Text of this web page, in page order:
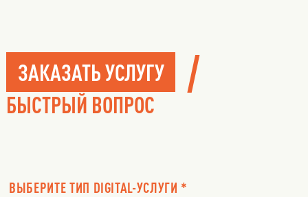
ЗАКАЗАТЬ УСЛУГУ /
БЫСТРЫЙ ВОПРОС
ВЫБЕРИТЕ ТИП DIGITAL-УСЛУГИ *